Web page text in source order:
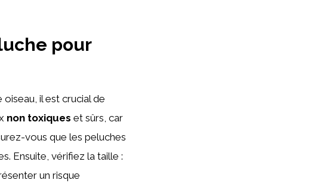
pour
il est crucial de
non toxiques et sûrs, car
vous que les peluches
Ensuite, vérifiez la taille :
un risque